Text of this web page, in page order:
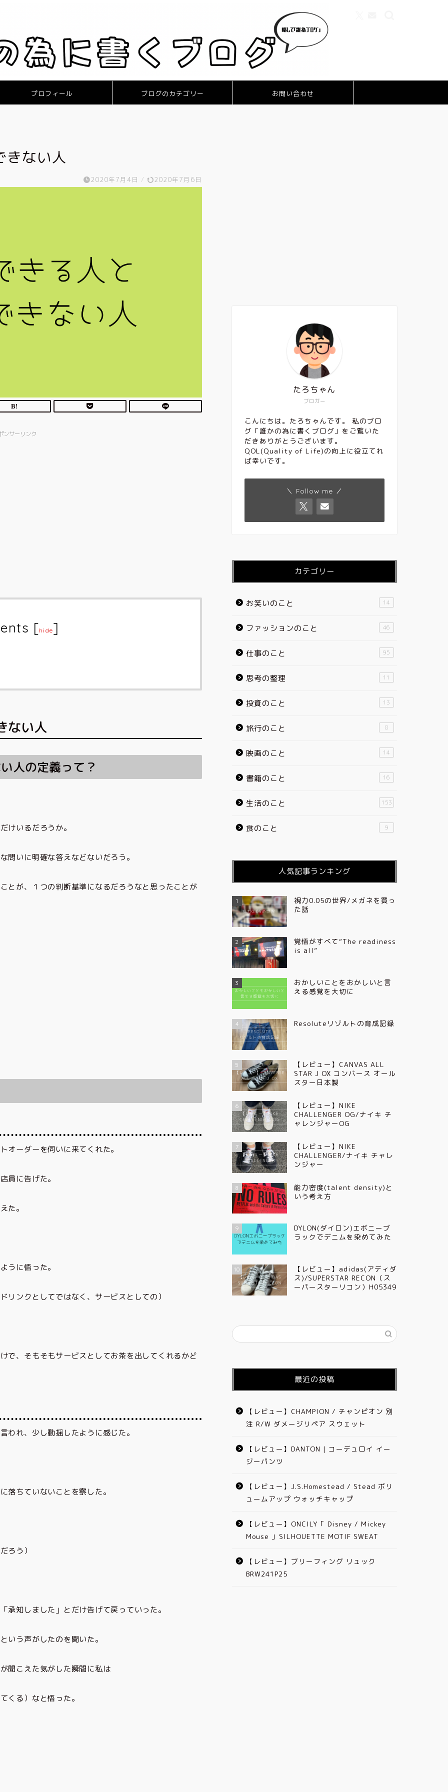
プロフィール ブログのカテゴリー お問い合わせ
きない人
2020年7月4日 / 2020年7月6日
ンサーリンク
[hide]
ない人
人の定義って？
けいるだろうか。
問いに明確な答えなどないだろう。
とが、１つの判断基準になるだろうなと思ったことが
オーダーを伺いに来てくれた。
員に告げた。
た。
うに悟った。
リンクとしてではなく、サービスとしての）
で、そもそもサービスとしてお茶を出してくれるかど
われ、少し動揺したように感じた。
落ちていないことを察した。
ろう）
承知しました」とだけ告げて戻っていった。
いう声がしたのを聞いた。
聞こえた気がした瞬間に私は
くる）なと悟った。
ブロガー
たろちゃん
こんにちは。たろちゃんです。 私のブロ
グ「誰かの為に書くブログ」をご覧いた
だきありがとうございます。
QOL(Quality of Life)の向上に役立てれ
ば幸いです。
＼ Follow me ／
カテゴリー
お笑いのこと 14
ファッションのこと 46
仕事のこと 95
思考の整理 11
投資のこと 13
旅行のこと 8
映画のこと 14
書籍のこと 16
生活のこと 153
食のこと 9
人気記事ランキング
1
視力0.05の世界/メガネを買っ
た話
2
覚悟がすべて“The readiness
is all”
3
おかしいことをおかしいと言
える感覚を大切に
4 Resoluteリゾルトの育成記録
5
【レビュー】CANVAS ALL
STAR J OX コンバース オール
スター日本製
6
【レビュー】NIKE
CHALLENGER OG/ナイキ チ
ャレンジャーOG
7
【レビュー】NIKE
CHALLENGER/ナイキ チャレ
ンジャー
8
能力密度(talent density)と
いう考え方
9
DYLON(ダイロン)エボニーブ
ラックでデニムを染めてみた
10
【レビュー】adidas(アディダ
ス)/SUPERSTAR RECON（ス
ーパースターリコン）H05349
最近の投稿
【レビュー】CHAMPION / チャンピオン 別
注 R/W ダメージリペア スウェット
【レビュー】DANTON | コーデュロイ イー
ジーパンツ
【レビュー】J.S.Homestead / Stead ボリ
ュームアップ ウォッチキャップ
【レビュー】ONCILY「 Disney / Mickey
Mouse 」SILHOUETTE MOTIF SWEAT
【レビュー】ブリーフィング リュック
BRW241P25